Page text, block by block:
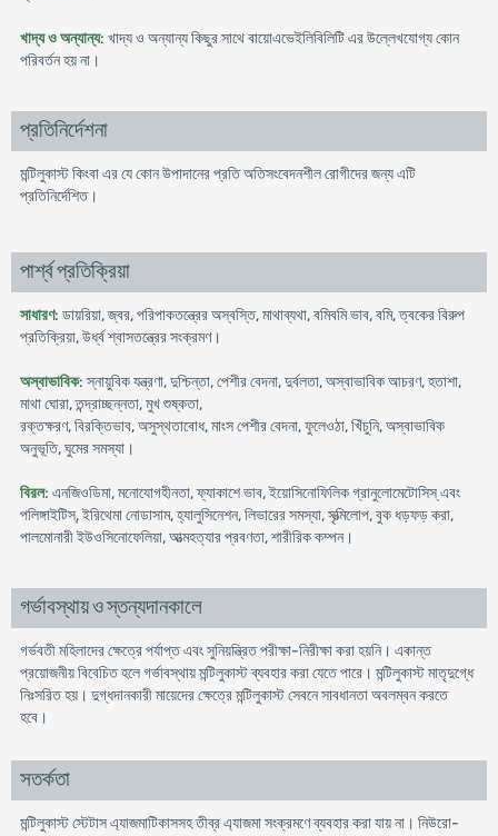
খাদ্য ও অন্যান্য: খাদ্য ও অন্যান্য কিছুর সাথে বায়োএভেইলিবিলিটি এর উল্লেখযোগ্য কোন
পরিবর্তন হয় না।
প্রতিনির্দেশনা
মন্টিলুকাস্ট কিংবা এর যে কোন উপাদানের প্রতি অতিসংবেদনশীল রোগীদের জন্য এটি
প্রতিনির্দেশিত।
পার্শ্ব প্রতিক্রিয়া
সাধারণ: ডায়রিয়া, জ্বর, পরিপাকতন্ত্রের অস্বস্তি, মাথাব্যথা, বমিবমি ভাব, বমি, ত্বকের বিরুপ
প্রতিক্রিয়া, উর্ধ্ব শ্বাসতন্ত্রের সংক্রমণ।
অস্বাভাবিক: স্নায়ুবিক যন্ত্রণা, দুশ্চিন্তা, পেশীর বেদনা, দুর্বলতা, অস্বাভাবিক আচরণ, হতাশা,
মাথা ঘোরা, তন্দ্রাচ্ছন্নতা, মুখ শুষ্কতা,
রক্তক্ষরণ, বিরক্তিভাব, অসুস্থতাবোধ, মাংস পেশীর বেদনা, ফুলেওঠা, খিঁচুনি, অস্বাভাবিক
অনুভূতি, ঘুমের সমস্যা।
বিরল: এনজিওডিমা, মনোযোগহীনতা, ফ্যাকাশে ভাব, ইয়োসিনোফিলিক গ্রানুলোমেটোসিস্ এবং
পলিঙ্গাইটিস্, ইরিথেমা নোডাসাম, হ্যালুসিনেশন, লিভারের সমস্যা, সৃত্মিলোপ, বুক ধড়ফড় করা,
পালমোনারী ইউওসিনোফেলিয়া, আত্মহত্যার প্রবণতা, শারীরিক কম্পন।
গর্ভাবস্থায় ও স্তন্যদানকালে
গর্ভবতী মহিলাদের ক্ষেত্রে পর্যাপ্ত এবং সুনিয়ন্ত্রিত পরীক্ষা-নিরীক্ষা করা হয়নি। একান্ত
প্রয়োজনীয় বিবেচিত হলে গর্ভাবস্থায় মন্টিলুকাস্ট ব্যবহার করা যেতে পারে। মন্টিলুকাস্ট মাতৃদুগ্ধে
নিঃসরিত হয়। দুগ্ধদানকারী মায়েদের ক্ষেত্রে মন্টিলুকাস্ট সেবনে সাবধানতা অবলম্বন করতে
হবে।
সতর্কতা
মন্টিলুকাস্ট স্টেটাস এ্যাজমাটিকাসসহ তীব্র এ্যাজমা সংক্রমণে ব্যবহার করা যায় না। নিউরো-